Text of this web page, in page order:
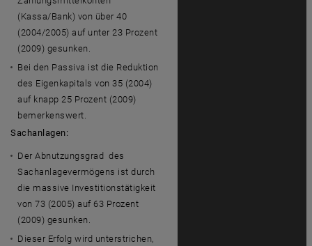
(Kassa/Bank) von über 40
(2004/2005) auf unter 23 Prozent
(2009) gesunken.
Bei den Passiva ist die Reduktion
des Eigenkapitals von 35 (2004)
auf knapp 25 Prozent (2009)
bemerkenswert.
Sachanlagen:
Der Abnutzungsgrad des
Sachanlagevermögens ist durch
die massive Investitionstätigkeit
von 73 (2005) auf 63 Prozent
(2009) gesunken.
Dieser Erfolg wird unterstrichen,